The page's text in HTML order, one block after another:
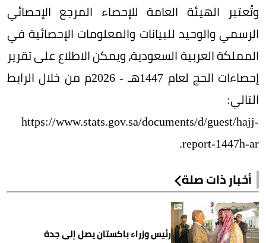
وتُعتبر الهيئة العامة للإحصاء المرجع الإحصائي
الرسمي والوحيد للبيانات والمعلومات الإحصائية في
المملكة العربية السعودية، ويمكن الاطلاع على تقرير
إحصاءات الحج لعام 1447هـ - 2026م من خلال الرابط
التالي:
https://www.stats.gov.sa/documents/d/guest/hajj-
report-1447h-ar.
أخبار ذات صلة
رئيس وزراء باكستان يصل إلى جدة